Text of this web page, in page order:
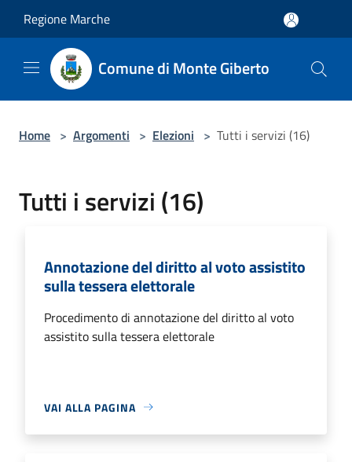
Regione Marche
Comune di Monte Giberto
Home > Argomenti > Elezioni > Tutti i servizi (16)
Tutti i servizi (16)
Annotazione del diritto al voto assistito
sulla tessera elettorale
Procedimento di annotazione del diritto al voto
assistito sulla tessera elettorale
VAI ALLA PAGINA